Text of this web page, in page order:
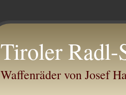
Tiroler Radl-
Waffenräder von Josef